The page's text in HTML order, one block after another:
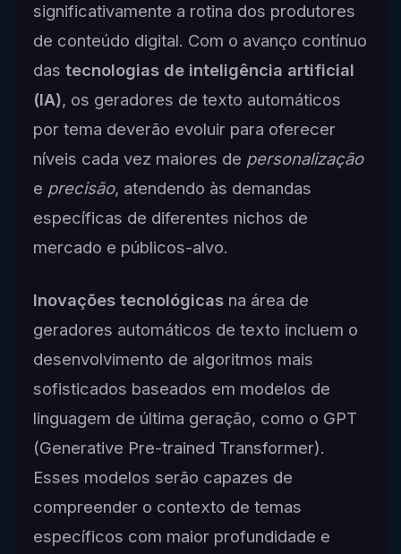
significativamente a rotina dos produtores
de conteúdo digital. Com o avanço contínuo
das tecnologias de inteligência artificial
(IA), os geradores de texto automáticos
por tema deverão evoluir para oferecer
níveis cada vez maiores de personalização
e precisão, atendendo às demandas
específicas de diferentes nichos de
mercado e públicos-alvo.
Inovações tecnológicasna área de
geradores automáticos de texto incluem o
desenvolvimento de algoritmos mais
sofisticados baseados em modelos de
linguagem de última geração, como o GPT
(Generative Pre-trained Transformer).
Esses modelos serão capazes de
compreender o contexto de temas
específicos com maior profundidade e